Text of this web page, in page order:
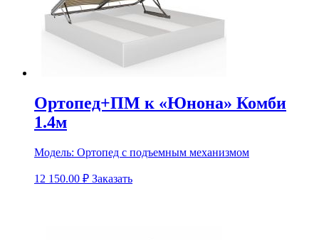
Ортопед+ПМ к «Юнона» Комби
1.4м
Модель: Ортопед с подъемным механизмом
12 150.00 ₽ Заказать